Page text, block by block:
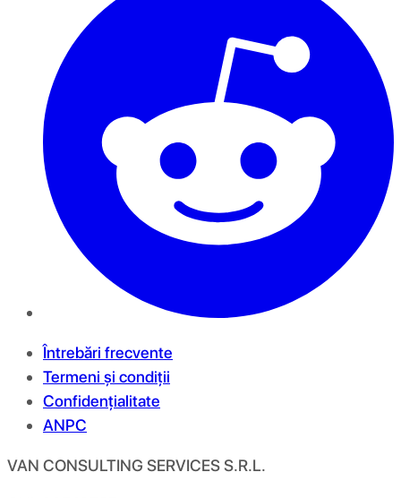
Întrebări frecvente
Termeni și condiții
Confidențialitate
ANPC
VAN CONSULTING SERVICES S.R.L.